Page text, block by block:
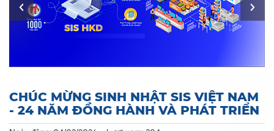
CHÚC MỪNG SINH NHẬT SIS VIỆT NAM
- 24 NĂM ĐỒNG HÀNH VÀ PHÁT TRIỂN